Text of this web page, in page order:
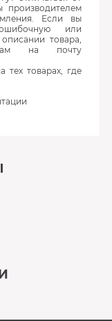
производителем
Если вы
или
товара,
на почту
тех товарах, где